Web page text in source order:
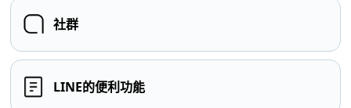
社群
LINE的便利功能